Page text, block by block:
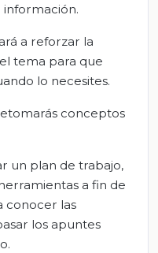
a reforzar la
tema para que
lo necesites.
conceptos
un plan de trabajo,
a fin de
conocer las
los apuntes